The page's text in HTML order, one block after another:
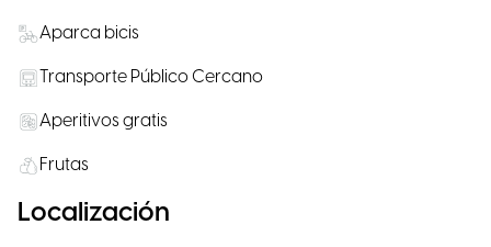
Aparca bicis
Transporte Público Cercano
Aperitivos gratis
Frutas
Localización